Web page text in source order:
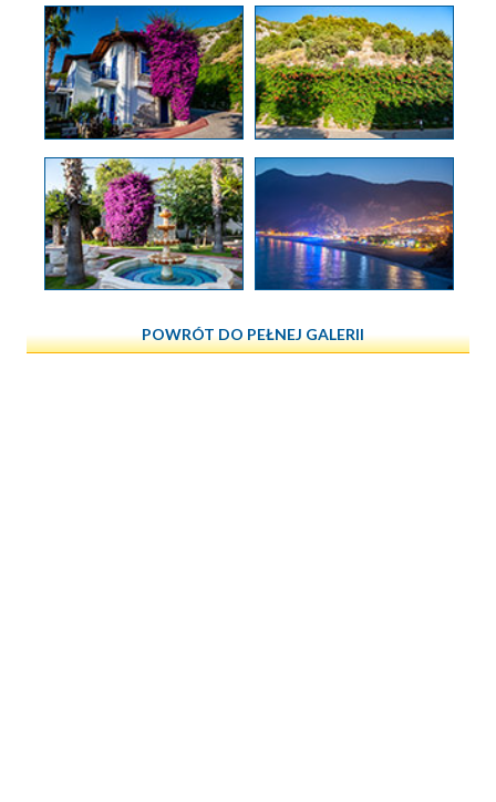
POWRÓT DO PEŁNEJ GALERII